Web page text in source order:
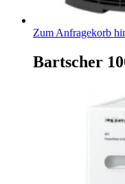
Zum Anfragekorb
Bartscher